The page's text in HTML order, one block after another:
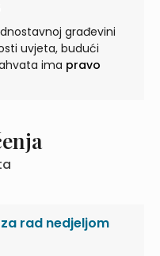
građevini
uvjeta, budući
ima pravo
rad nedjeljom